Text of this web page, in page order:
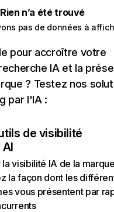
Rien n’a été trouvé
pas de données à
pour accroître votre
IA et la
? Testez nos
par l'IA :
de visibilité
la visibilité IA de la
la façon dont les
vous présentent par